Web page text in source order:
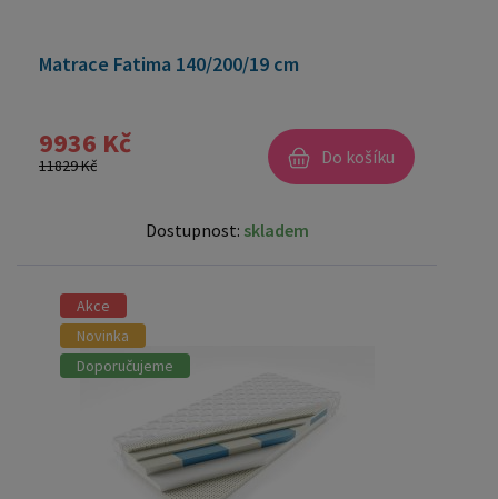
Matrace Fatima 140/200/19 cm
9936 Kč
11829 Kč Do košíku
Dostupnost: skladem
Akce
Novinka
Doporučujeme